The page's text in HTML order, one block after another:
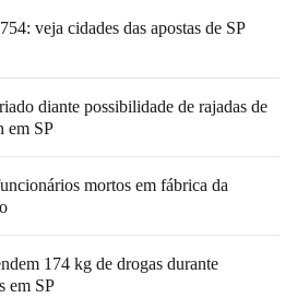
veja cidades das apostas de SP
diante possibilidade de rajadas de
em SP
mortos em fábrica da
174 kg de drogas durante
em SP